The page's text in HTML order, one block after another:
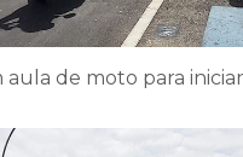
aula de moto para